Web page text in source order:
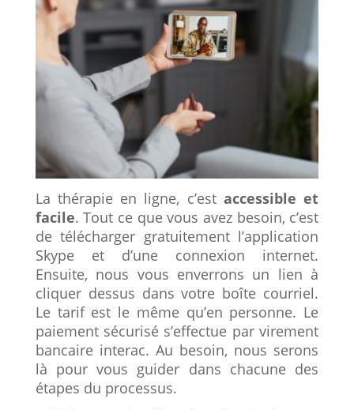
La thérapie en ligne, c’est accessible et
facile. Tout ce que vous avez besoin, c’est
de télécharger gratuitement l’application
Skype et d’une connexion internet.
Ensuite, nous vous enverrons un lien à
cliquer dessus dans votre boîte courriel.
Le tarif est le même qu’en personne. Le
paiement sécurisé s’effectue par virement
bancaire interac. Au besoin, nous serons
là pour vous guider dans chacune des
étapes du processus.